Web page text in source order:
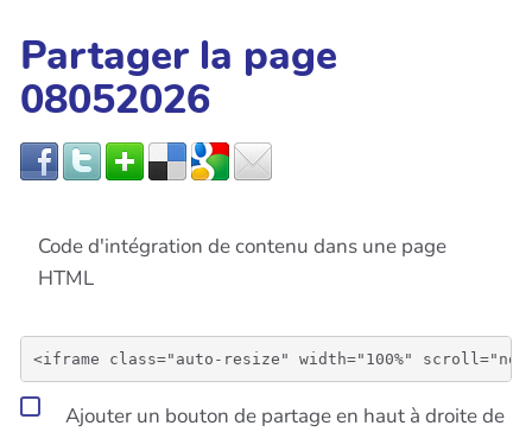
Partager la page
08052026
Code d'intégration de contenu dans une page
HTML
Ajouter un bouton de partage en haut à droite de